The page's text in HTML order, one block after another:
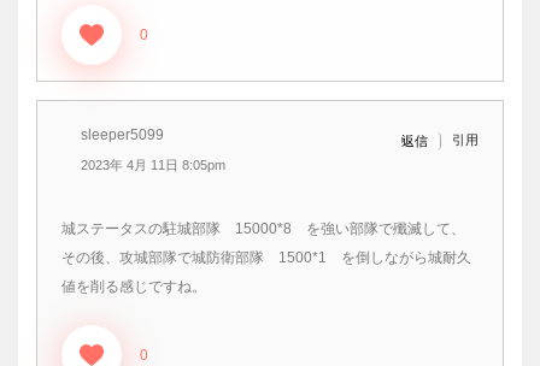
0
sleeper5099
2023年 4月 11日 8:05pm
返信 引用
城ステータスの駐城部隊 15000*8 を強い部隊で殲滅して、
その後、攻城部隊で城防衛部隊 1500*1 を倒しながら城耐久
値を削る感じですね。
0